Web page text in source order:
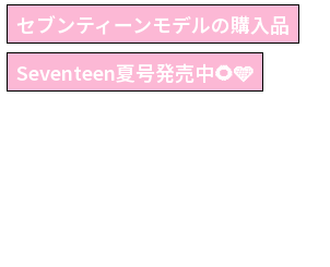
セブンティーンモデルの購入品
Seventeen夏号発売中🌻🩵